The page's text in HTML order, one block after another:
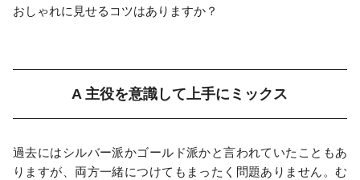
おしゃれに見せるコツはありますか？
A 主役を意識して上手にミックス
過去にはシルバー派かゴールド派かと言われていたこともあ
りますが、両方一緒につけてもまったく問題ありません。む